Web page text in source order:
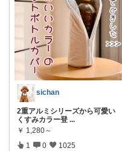
sichan
2重アルミシリーズから可愛い
くすみカラー登 ...
￥ 1,280～
1 0 1025